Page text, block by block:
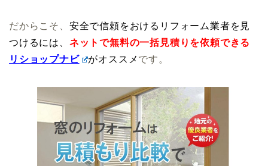
だからこそ、 安全で信頼をおけるリフォーム業者を見
つけるには、 ネットで無料の一括見積りを依頼できる
リショップナビ
がオススメ です。